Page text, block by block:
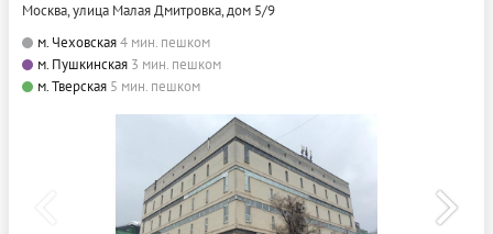
Москва, улица Малая Дмитровка, дом 5/9
м. Чеховская4 мин. пешком
м. Пушкинская 3 мин. пешком
м. Тверская 5 мин. пешком